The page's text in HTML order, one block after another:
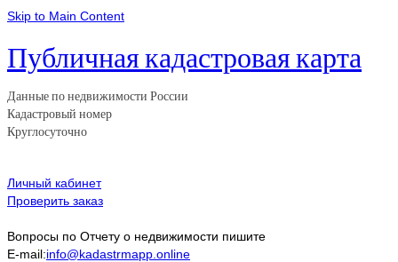
Skip to Main Content
Публичная кадастровая карта
Данные по недвижимости России
Кадастровый номер
Круглосуточно
Личный кабинет
Проверить заказ
Вопросы по Отчету о недвижимости пишите
E-mail:info@kadastrmapp.online